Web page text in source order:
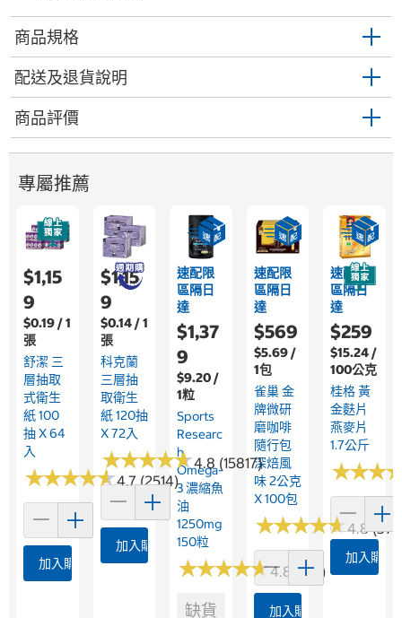
商品規格
配送及退貨說明
商品評價
專屬推薦
$1,15
9
$0.19 / 1
張
舒潔 三
層抽取
式衛生
紙 100
抽 X 64
入
★★★★★
★★★★★4.7 (2514)
加入購物車
$1,15
9
$0.14 / 1
張
科克蘭
三層抽
取衛生
紙 120抽
X 72入
★★★★★
★★★★★4.8 (15817)
加入購物車
速配限
區隔日
達
$1,37
9
$9.20 /
1粒
Sports
Researc
H
Omega-
3 濃縮魚
油
1250mg
150粒
★★★★★
★★★★★4.8 (361)
缺貨
速配限
區隔日
達
$569
$5.69 /
1包
雀巢 金
牌微研
磨咖啡
隨行包
深焙風
味 2公克
X 100包
★★★★★
★★★★★4.8
加入購物車
速配限
區隔日
達
$259
$15.24 /
100公克
桂格 黃
金麩片
燕麥片
1.7公斤
★★★
★★★
加入購物